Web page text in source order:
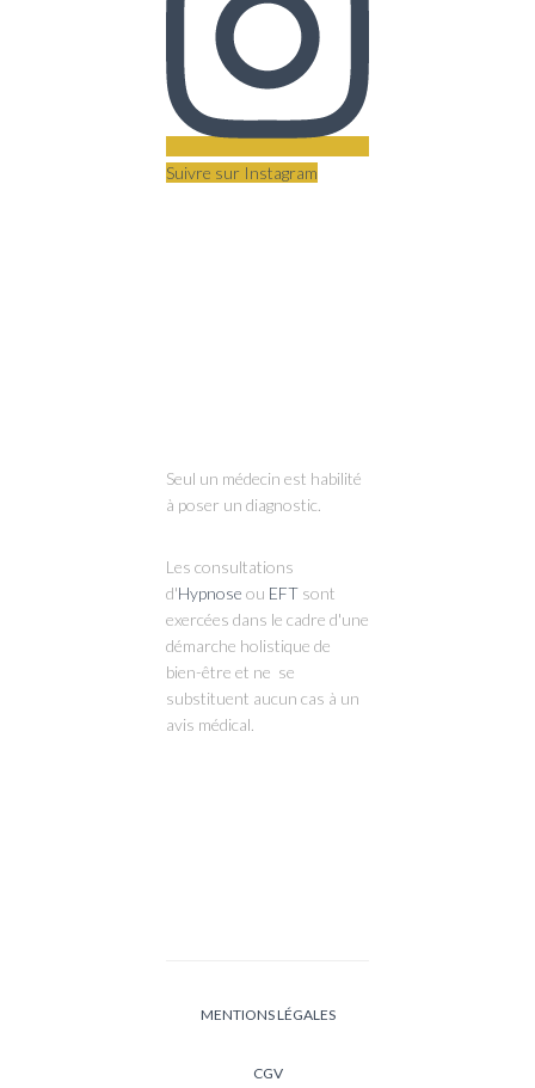
Suivre sur Instagram
Seul un médecin est habilité
à poser un diagnostic.
Les consultations
d'Hypnose ou EFT sont
exercées dans le cadre d'une
démarche holistique de
bien-être et ne se
substituent aucun cas à un
avis médical.
MENTIONS LÉGALES
CGV